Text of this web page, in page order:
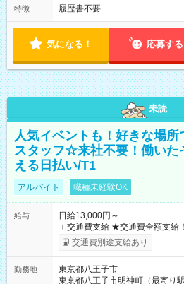
特徴 履歴書不要
気になる！ 応募する
未読
人気イベントも！好きな場所
スタッフ☆来社不要！働いた
える日払い/T1
アルバイト 職種未経験OK
給与
日給13,000円～
＋交通費支給 ★交通費全額支給！ ┗案件により規定あり ★日払
いOK！（規定あり） ┗働いた
ンビニATMから 日払い分を引き落とせます
交通費別途支給あり
勤務地
東京都八王子市
東京都八王子市明神町（最寄り